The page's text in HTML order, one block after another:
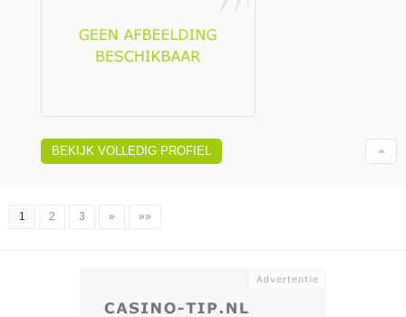
BEKIJK VOLLEDIG PROFIEL
1 2 3 » »»